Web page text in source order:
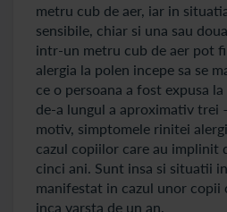
metru cub de aer, iar in
sensibile, chiar si una sau
intr-un metru cub de aer pot
alergia la polen incepe sa se
ce o persoana a fost expusa
de-a lungul a aproximativ trei
motiv, simptomele rinitei
cazul copiilor care au implinit
cinci ani. Sunt insa si situatii
manifestat in cazul unor copii
inca varsta de un an.